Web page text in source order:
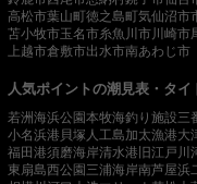
高松市葉山町徳之島町気仙沼市
苫小牧市玉名市糸魚川市川崎市
上越市倉敷市出水市南あわじ市
人気ポイントの潮見表・タイ
若洲海浜公園本牧海釣り施設三
小名浜港 貝塚人工島加太漁港大
福田港須磨海岸清水港 旧江戸川
東扇島西公園 三浦海岸南芦屋浜